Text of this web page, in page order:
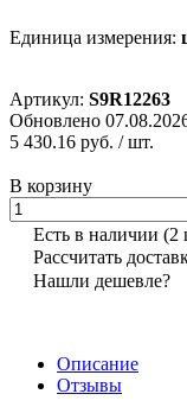
Единица измерения:
Артикул: S9R12263
Обновлено
5 430.16 руб. / шт.
В корзину
Есть в наличии (2
Рассчитать
Нашли дешевле?
Описание
Отзывы